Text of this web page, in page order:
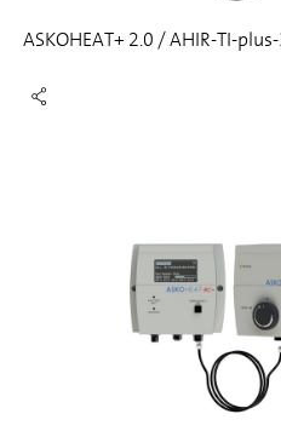
ASKOHEAT+ 2.0 / AHIR-TI-